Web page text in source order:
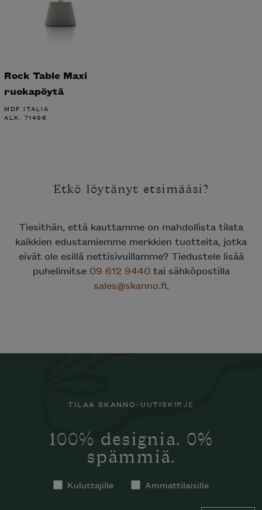
Rock Table Maxi
ruokapöytä
MDF ITALIA
ALK. 7149€
Etkö löytänyt etsimääsi?
Tiesithän, että kauttamme on mahdollista tilata
kaikkien edustamiemme merkkien tuotteita, jotka
eivät ole esillä nettisivuillamme? Tiedustele lisää
puhelimitse 09 612 9440tai sähköpostilla
sales@skanno.fi.
TILAA SKANNO-UUTISKIRJE
100% designia. 0%
spämmiä.
Kuluttajille Ammattilaisille